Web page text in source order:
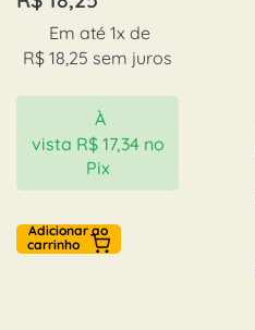
Em até 1x de
R$ 18,25 sem juros
À
vista R$17,34 no
Pix
Adicionar ao
carrinho